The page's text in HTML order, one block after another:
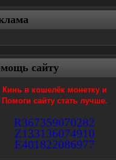
сайту
Кинь в кошелёк монетку и
Помоги сайту стать лучше.
R367359070282
Z133136074910
E401822086977